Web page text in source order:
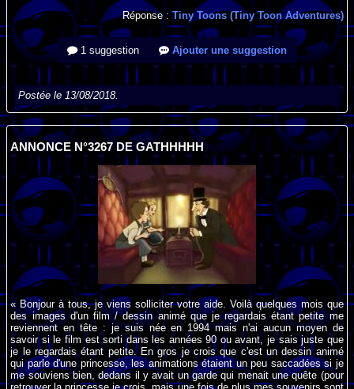
Réponse : Tiny Toons (Tiny Toon Adventures)
1 suggestion Ajouter une suggestion
Postée le 13/08/2018.
ANNONCE N°3267 DE GATHHHHH
« Bonjour à tous, je viens solliciter votre aide. Voilà quelques mois que
des images d'un film / dessin animé que je regardais étant petite me
reviennent en tête : je suis née en 1994 mais n'ai aucun moyen de
savoir si le film est sorti dans les années 90 ou avant, je sais juste que
je le regardais étant petite. En gros je crois que c'est un dessin animé
qui parle d'une princesse, les animations étaient un peu saccadées si je
me souviens bien, dedans il y avait un garde qui menait une quête (pour